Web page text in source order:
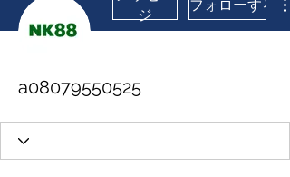
ジ
フォローする
a08079550525